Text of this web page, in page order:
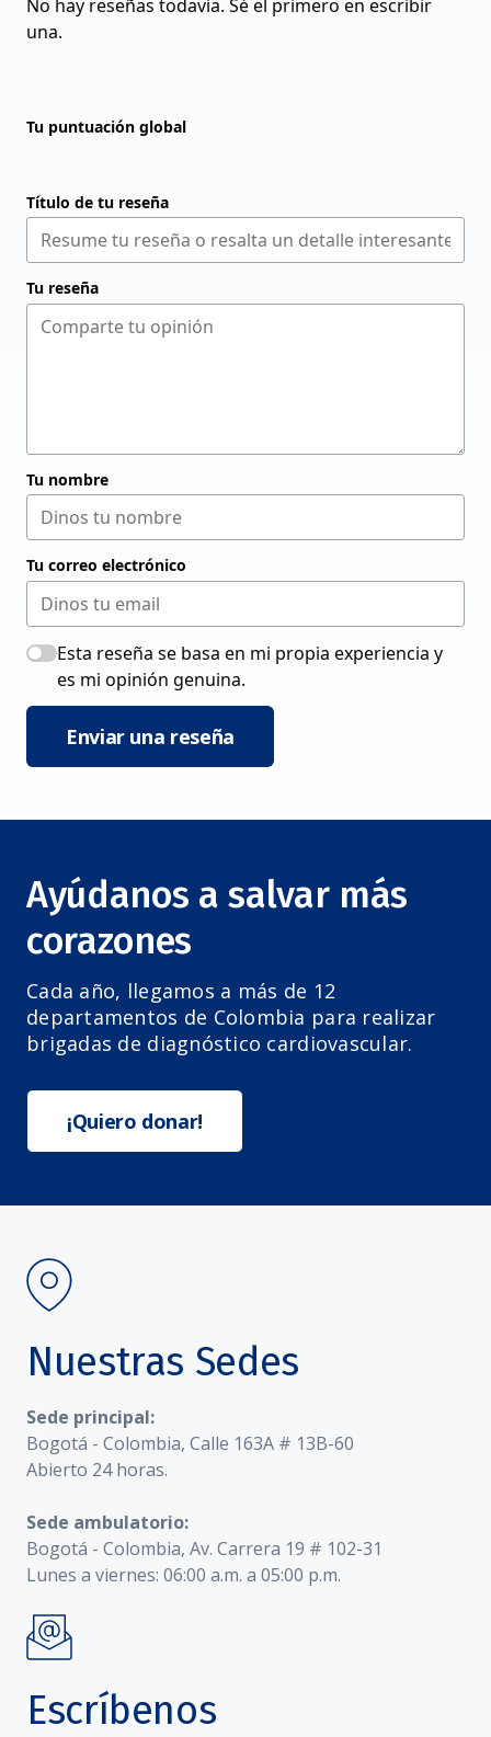
No hay reseñas todavía. Sé el primero en escribir
una.
Tu puntuación global
Título de tu reseña
Tu reseña
Tu nombre
Tu correo electrónico
Esta reseña se basa en mi propia experiencia y
es mi opinión genuina.
Enviar una reseña
Ayúdanos a salvar más
corazones
Cada año, llegamos a más de 12
departamentos de Colombia para realizar
brigadas de diagnóstico cardiovascular.
¡Quiero donar!
Nuestras Sedes
Sede principal:
Bogotá - Colombia, Calle 163A # 13B-60
Abierto 24 horas.
Sede ambulatorio:
Bogotá - Colombia, Av. Carrera 19 # 102-31
Lunes a viernes: 06:00 a.m. a 05:00 p.m.
Escríbenos